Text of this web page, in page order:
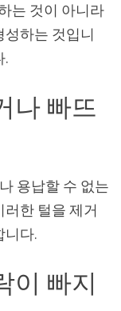
는 것이 아니라
성하는 것입니
.
나 빠뜨
용납할 수 없는
한 털을 제거
니다.
이 빠지